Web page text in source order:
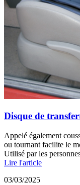
Disque de
Appelé également
ou tournant facilite le
Utilisé par les
Lire l'article
03/03/2025